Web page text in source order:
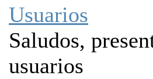
Usuarios
Saludos,
usuarios